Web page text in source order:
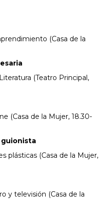
(Casa de la
(Teatro Principal,
(Casa de la Mujer, 18.30-
guionista
plásticas (Casa de la Mujer,
y televisión (Casa de la